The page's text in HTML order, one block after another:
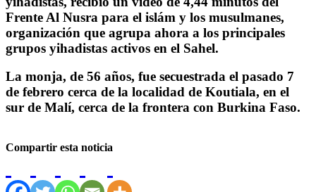
Frente Al Nusra para el islám y los musulmanes,
organización que agrupa ahora a los principales
grupos yihadistas activos en el Sahel.
La monja, de 56 años, fue secuestrada el pasado 7
de febrero cerca de la localidad de Koutiala, en el
sur de Malí, cerca de la frontera con Burkina Faso.
Compartir esta noticia